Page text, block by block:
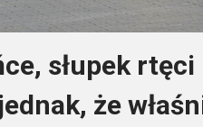
słupek
że